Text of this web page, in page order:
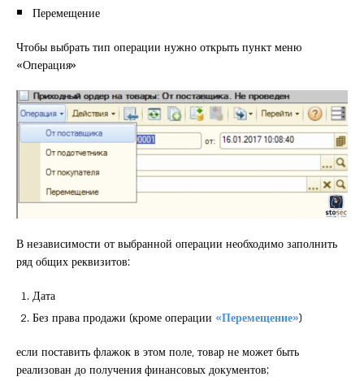
Перемещение
Чтобы выбрать тип операции нужно открыть пункт меню
«Операция»
В независимости от выбранной операции необходимо заполнить
ряд общих реквизитов:
Дата
Без права продажи (кроме операции «Перемещение»)
если поставить флажок в этом поле, товар не может быть
реализован до получения финансовых документов;